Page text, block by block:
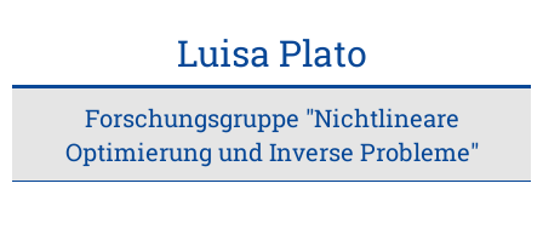
Luisa Plato
Forschungsgruppe "Nichtlineare
Optimierung und Inverse Probleme"